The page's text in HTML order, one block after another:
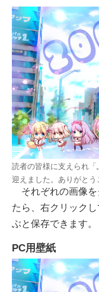
読者の皆様に支えられ
迎えました。ありがとう
それぞれの画像を
たら、右クリック
ぶと保存できます。
PC用壁紙